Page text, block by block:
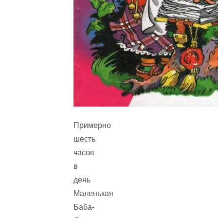
Примерно
шесть
часов
в
день
Маленькая
Баба-